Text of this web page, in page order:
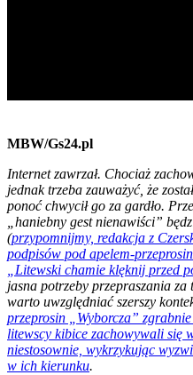
MBW/Gs24.pl
Internet zawrzał. Chociaż
jednak trzeba zauważyć, że
ponoć chwycił go za gardło.
„haniebny gest nienawiści”
(przypomnijmy, redakcja z
podpisów pod apelem-
„Litewski chamie klęknij przed
jasna potrzeby przepraszania za
warto uwzględniać szerszy
przeprosin „Wyborcza” zgrabnie
litewscy kibice zachowywali się
niestosownie, wykrzykując
w ich kierunku.